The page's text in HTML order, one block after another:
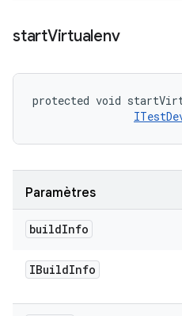
startVirtualenv
protected void
Paramètres
buildInfo
IBuildInfo